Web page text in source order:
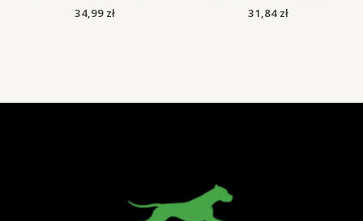
34,99 zł 31,84 zł